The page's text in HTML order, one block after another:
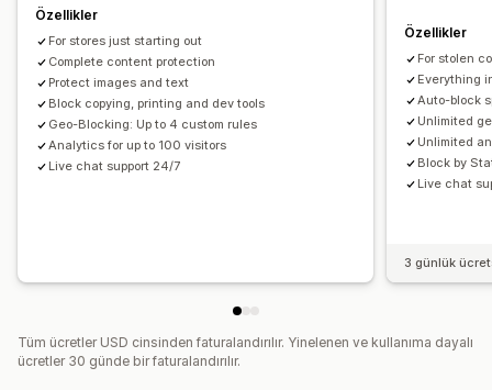
Bölge erişimi
E-posta uyarıları
Özellikler
For stores just starting out
Complete content protection
Protect images and text
Block copying, printing and dev tools
Geo-Blocking: Up to 4 custom rules
Analytics for up to 100 visitors
Live chat support 24/7
Özellikler
For stolen
Everything
Auto-block
Unlimited
Unlimited
Block by
Live chat
3 günlük
Tüm ücretler USD cinsinden faturalandırılır. Yinelenen ve kullanıma dayalı
ücretler 30 günde bir faturalandırılır.